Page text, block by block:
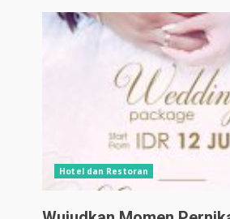
Hotel dan Restoran